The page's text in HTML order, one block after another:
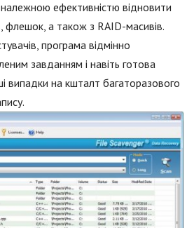
ефективністю відновити
флешок, а також з RAID-масивів.
програма відмінно
завданням і навіть готова
випадки на кшталт багаторазового